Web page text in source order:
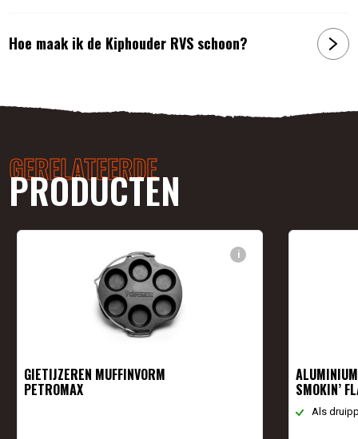
Hoe maak ik de Kiphouder RVS schoon?
GERELATEERDE
PRODUCTEN
i
GIETIJZEREN MUFFINVORM
PETROMAX SMOKIN’
Als